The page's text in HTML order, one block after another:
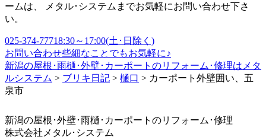
ームは、 メタル･システムまでお気軽にお問い合わせ下さ
い。
025-374-77718:30～17:00(土･日除く)
お問い合わせ些細なことでもお気軽に♪
新潟の屋根･雨樋･外壁･カーポートのリフォーム･修理はメタ
ルシステム > ブリキ日記 > 樋口 > カーポート外壁囲い、五
泉市
新潟の屋根･外壁･雨樋･カーポートのリフォーム･修理
株式会社 メタル･システム